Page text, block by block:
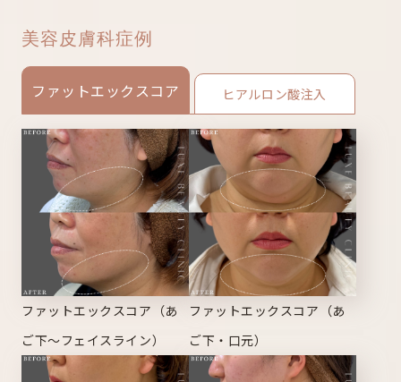
美容皮膚科症例
ファットエックスコア ヒアルロン酸注入
ファットエックスコア（あ
ご下～フェイスライン）
ファットエックスコア（あ
ご下・口元）